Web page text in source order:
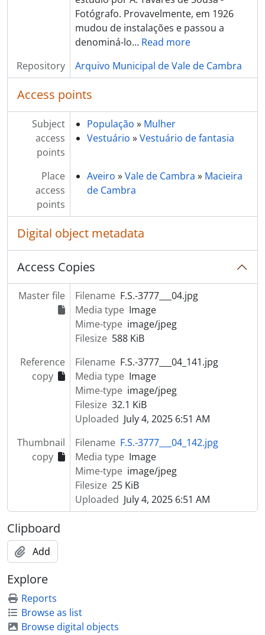
[Item] Carnaval de 1968
[Item] Carnaval de 1968
[Item] Carnaval de 1968
[Item] Carnaval de 1968
[Item] Carnaval de 1968
[Item] Carnaval de 1968
[Item] Carnaval de 1968
[Item] Carnaval de 1968
[Item] Carnaval de 1968
[Item] Carnaval de 1968
[Item] Carnaval de 1968
[Item] Carnaval de 1968
[Item] Carnaval de 1968
[Item] Carnaval de 1968
[Item] Carnaval de 1968
[Item] Carnaval de 1968
[Item] Carnaval de 1966
[Item] Carnaval de 1966
[Item] Carnaval de 1966
[Item] Carnaval de 1966
[Item] Carnaval de 1966
[Item] Carnaval de 1966
[Item] Carnaval de 1966
[Item] Carnaval de 1966
[Item] Carnaval de 1966
[Item] Carnaval de 1966
[Item] Carnaval de 1966
[Item] Carnaval de 1966
[Item] Carnaval de 1966
[Item] Carnaval, Cortejo de Macieira de Cambra
[Item] Carnaval, Cortejo de Macieira de Cambra
Fotógrafo. Provavelmente, em 1926
mudou de instalações e passou a
denominá-lo… Read more
Repository
Arquivo Municipal de Vale de Cambra
Access points
Subject
access
points
População » Mulher
Vestuário »Vestuário de fantasia
Place
access
points
Aveiro »Vale de Cambra » Macieira
de Cambra
Digital object metadata
Access Copies
Master file Filename F.S.-3777___04.jpg
Media type Image
Mime-type image/jpeg
Filesize 588 KiB
Reference
copy
Filename F.S.-3777___04_141.jpg
Media type Image
Mime-type image/jpeg
Filesize 32.1 KiB
Uploaded July 4, 2025 6:51 AM
Thumbnail
copy
Filename F.S.-3777___04_142.jpg
Media type Image
Mime-type image/jpeg
Filesize 25 KiB
Uploaded July 4, 2025 6:51 AM
Clipboard
Add
Explore
Reports
Browse as list
Browse digital objects